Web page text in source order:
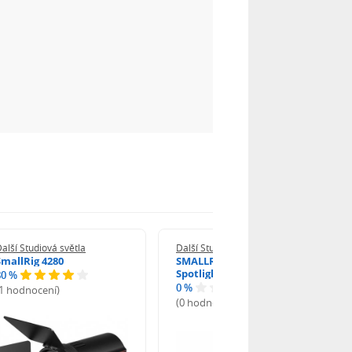
Studiová světla
4280
%
hodnocení)
Další Studiová světla
SMALLRIG 6376 SP Air
Spotlight
0 %
(0 hodnocení)